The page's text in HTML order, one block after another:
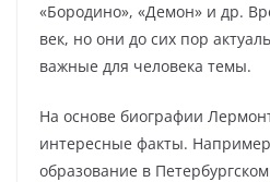
«Бородино», «Демон» и др.
век, но они до сих пор
важные для человека темы.
На основе биографии
интересные факты.
образование в